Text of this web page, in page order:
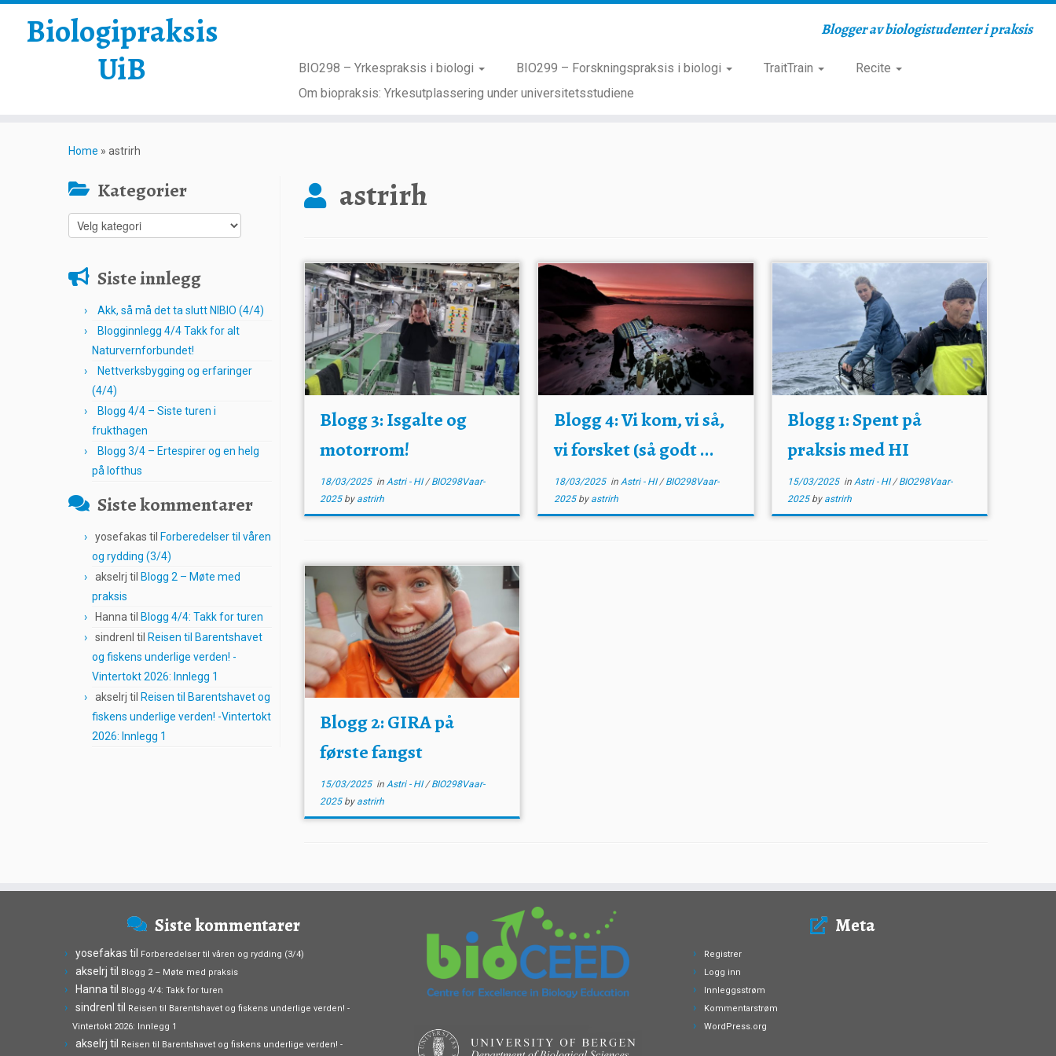
Biologipraksis
UiB
Blogger av biologistudenter i praksis
BIO298 – Yrkespraksis i biologi BIO299 – Forskningspraksis i biologi TraitTrain
Recite
Om biopraksis: Yrkesutplassering under universitetsstudiene
Home » astrirh
Kategorier
Kategorier
Siste innlegg
Akk, så må det ta slutt NIBIO (4/4)
Blogginnlegg 4/4 Takk for alt
Naturvernforbundet!
Nettverksbygging og erfaringer
(4/4)
Blogg 4/4 – Siste turen i
frukthagen
Blogg 3/4 – Ertespirer og en helg
på lofthus
Siste kommentarer
yosefakas til Forberedelser til våren
og rydding (3/4)
akselrj til Blogg 2 – Møte med
praksis
Hanna til Blogg 4/4: Takk for turen
sindrenl til Reisen til Barentshavet
og fiskens underlige verden! -
Vintertokt 2026: Innlegg 1
akselrj til Reisen til Barentshavet og
fiskens underlige verden! -Vintertokt
2026: Innlegg 1
astrirh
Blogg 3: Isgalte og
motorrom!
18/03/2025inAstri - HI/BIO298Vaar-
2025 by astrirh
Blogg 4: Vi kom, vi så,
vi forsket (så godt ...
18/03/2025in Astri - HI/BIO298Vaar-
2025 by astrirh
Blogg 1: Spent på
praksis med HI
15/03/2025in Astri - HI/BIO298Vaar-
2025 by astrirh
Blogg 2: GIRA på
første fangst
15/03/2025inAstri - HI/BIO298Vaar-
2025 by astrirh
Siste kommentarer
yosefakas til Forberedelser til våren og rydding (3/4)
akselrj til Blogg 2 – Møte med praksis
Hanna til Blogg 4/4: Takk for turen
sindrenl til
Reisen til Barentshavet og fiskens underlige verden! -
Vintertokt 2026: Innlegg 1
akselrj til Reisen til Barentshavet og fiskens underlige verden! -
Meta
Registrer
Logg inn
Innleggsstrøm
Kommentarstrøm
WordPress.org